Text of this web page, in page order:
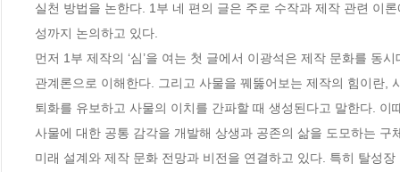
실천 방법을 논한다. 1부 네 편의 글은 주로 수작과 제작 관련 이
성까지 논의하고 있다.
먼저 1부 제작의 ‘심’을 여는 첫 글에서 이광석은 제작 문화를 동
관계론으로 이해한다. 그리고 사물을 꿰뚫어보는 제작의 힘이란,
퇴화를 유보하고 사물의 이치를 간파할 때 생성된다고 말한다. 이
사물에 대한 공통 감각을 개발해 상생과 공존의 삶을 도모하는
미래 설계와 제작 문화 전망과 비전을 연결하고 있다. 특히 탈성